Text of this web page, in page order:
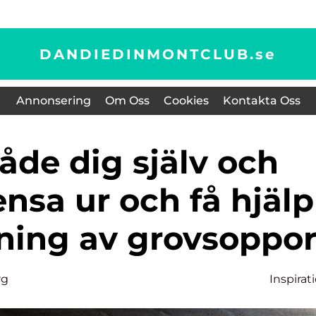
DANDIEDINMONTCLUB.se
Annonsering Om Oss Cookies Kontakta Oss
ur och få hjälp
av